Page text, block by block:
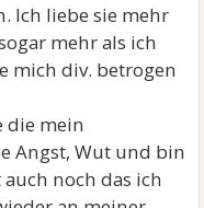
Ich liebe sie mehr
mehr als ich
mich div. betrogen
die mein
Angst, Wut und bin
noch das ich